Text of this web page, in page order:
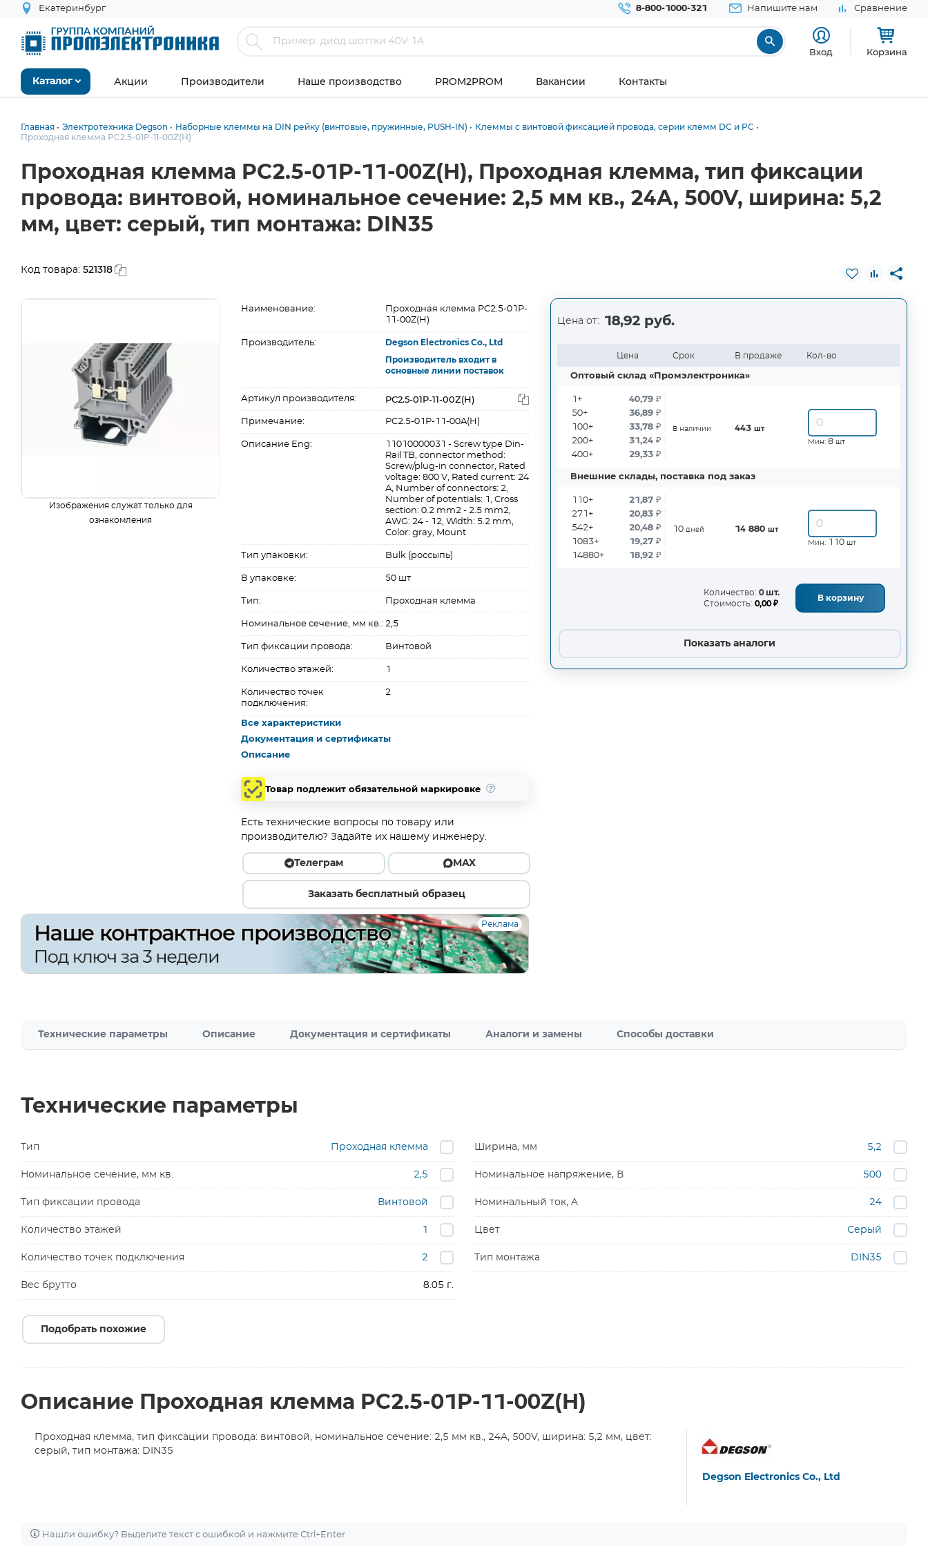
Екатеринбург 8-800-1000-321 Напишите нам Сравнение
Вход Корзина
Каталог Акции Производители Наше производство PROM2PROM Вакансии Контакты
Главная Электротехника Degson Наборные клеммы на DIN рейку (винтовые, пружинные, PUSH-IN)
Клеммы с винтовой фиксацией провода, серии клемм DC и PC
Проходная клемма PC2.5-01P-11-00Z(H)
Проходная клемма PC2.5-01P-11-00Z(H), Проходная клемма, тип фиксации
провода: винтовой, номинальное сечение: 2,5 мм кв., 24A, 500V, ширина: 5,2
мм, цвет: серый, тип монтажа: DIN35
Код товара: 521318
Изображения служат только для
ознакомления
Наименование:
Проходная клемма PC2.5-01P-
11-00Z(H)
Производитель: Degson Electronics Co., Ltd
Производитель входит в
основные линии поставок
Артикул производителя: PC2.5-01P-11-00Z(H)
Примечание: PC2.5-01P-11-00A(H)
Описание Eng:
11010000031 - Screw type Din-
Rail TB, connector method:
Screw/plug-in connector, Rated
voltage: 800 V, Rated current: 24
A, Number of connectors: 2,
Number of potentials: 1, Cross
section: 0.2 mm2 - 2.5 mm2,
AWG: 24 - 12, Width: 5.2 mm,
Color: gray, Mount
Тип упаковки: Bulk (россыпь)
В упаковке: 50 шт
Тип: Проходная клемма
Номинальное сечение, мм кв.: 2,5
Тип фиксации провода: Винтовой
Количество этажей: 1
Количество точек
подключения:
2
Все характеристики
Документация и сертификаты
Описание
Товар подлежит обязательной маркировке
Есть технические вопросы по товару или
производителю? Задайте их нашему инженеру.
Телеграм MAX
Заказать бесплатный образец
Реклама
Цена от: 18,92 руб.
Цена Срок В продаже Кол-во
Оптовый склад «Промэлектроника»
1+
50+
100+
200+
400+
40,79 ₽
36,89 ₽
33,78 ₽
31,24 ₽
29,33 ₽
В наличии 443 шт
Мин: 8 шт
Внешние склады, поставка под заказ
110+
271+
542+
1083+
14880+
21,87 ₽
20,83 ₽
20,48 ₽
19,27 ₽
18,92 ₽
10 дней 14 880 шт
Мин: 110 шт
Количество: 0 шт.
Стоимость: 0,00 ₽
В корзину
Показать аналоги
Технические параметры Описание Документация и сертификаты Аналоги и замены Способы доставки
Технические параметры
Тип Проходная клемма
Номинальное сечение, мм кв. 2,5
Тип фиксации провода Винтовой
Количество этажей 1
Количество точек подключения 2
Ширина, мм 5,2
Номинальное напряжение, В 500
Номинальный ток, A 24
Цвет Серый
Тип монтажа DIN35
Вес брутто 8.05 г.
Подобрать похожие
Описание Проходная клемма PC2.5-01P-11-00Z(H)
Проходная клемма, тип фиксации провода: винтовой, номинальное сечение: 2,5 мм кв., 24A, 500V, ширина: 5,2 мм, цвет:
серый, тип монтажа: DIN35
Degson Electronics Co., Ltd
Нашли ошибку? Выделите текст с ошибкой и нажмите Ctrl+Enter